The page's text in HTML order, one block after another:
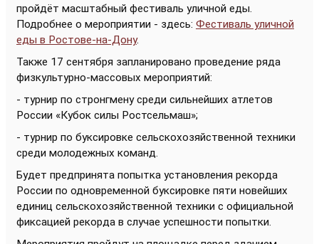
пройдёт масштабный фестиваль уличной еды.
Подробнее о мероприятии - здесь: Фестиваль уличной
еды в Ростове-на-Дону.
Также 17 сентября запланировано проведение ряда
физкультурно-массовых мероприятий:
- турнир по стронгмену среди сильнейших атлетов
России «Кубок силы Ростсельмаш»;
- турнир по буксировке сельскохозяйственной техники
среди молодежных команд.
Будет предпринята попытка установления рекорда
России по одновременной буксировке пяти новейших
единиц сельскохозяйственной техники с официальной
фиксацией рекорда в случае успешности попытки.